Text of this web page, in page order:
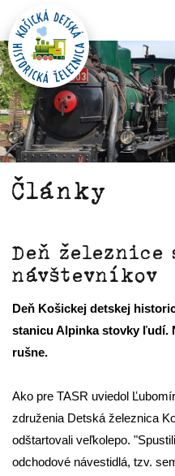
Články
Deň
návštevníkov
Deň Košickej detskej
stanicu Alpinka stovky ľudí.
rušne.
Ako pre TASR uviedol
združenia Detská železnica
odštartovali veľkolepo.
odchodové návestidlá, tzv.